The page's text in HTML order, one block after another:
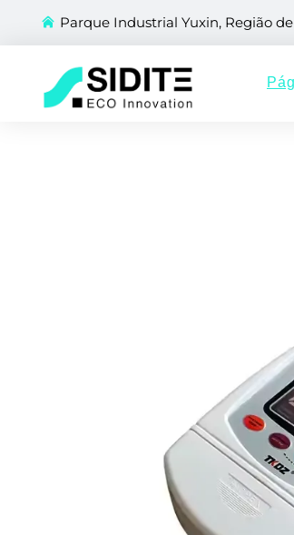
Parque Industrial Yuxin, Região